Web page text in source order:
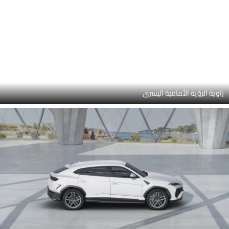
عرض جانبي (يسار)